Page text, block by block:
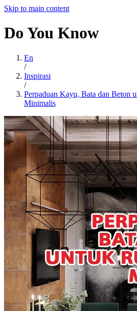
Skip to main content
Do You Know
En
/
Inspirasi
/
Perpaduan Kayu, Bata dan Beton
Minimalis